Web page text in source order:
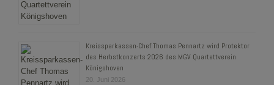
Kreissparkassen-Chef Thomas Pennartz wird Protektor
des Herbstkonzerts 2026 des MGV Quartettverein
Königshoven
20. Juni 2026